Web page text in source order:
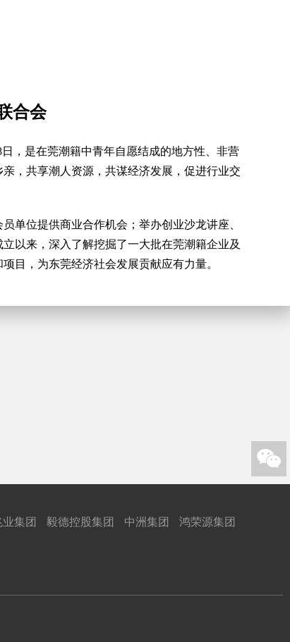
合会
， 是在莞潮籍中青年自愿结成的地方性、非营
，共享潮人资源，共谋经济发展，促进行业交
单位提供商业合作机会；举办创业沙龙讲座、
以来， 深入了解挖掘了一大批在莞潮籍企业及
目，为东莞经济社会发展贡献应有力量。
集团 毅德控股集团 中洲集团
鸿荣源集团
